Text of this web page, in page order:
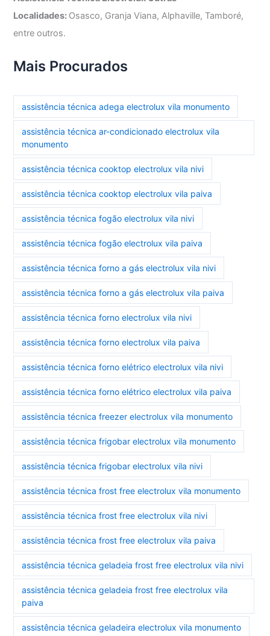
Localidades: Osasco, Granja Viana, Alphaville, Tamboré,
entre outros.
Mais Procurados
assistência técnica adega electrolux vila monumento
assistência técnica ar-condicionado electrolux vila
monumento
assistência técnica cooktop electrolux vila nivi
assistência técnica cooktop electrolux vila paiva
assistência técnica fogão electrolux vila nivi
assistência técnica fogão electrolux vila paiva
assistência técnica forno a gás electrolux vila nivi
assistência técnica forno a gás electrolux vila paiva
assistência técnica forno electrolux vila nivi
assistência técnica forno electrolux vila paiva
assistência técnica forno elétrico electrolux vila nivi
assistência técnica forno elétrico electrolux vila paiva
assistência técnica freezer electrolux vila monumento
assistência técnica frigobar electrolux vila monumento
assistência técnica frigobar electrolux vila nivi
assistência técnica frost free electrolux vila monumento
assistência técnica frost free electrolux vila nivi
assistência técnica frost free electrolux vila paiva
assistência técnica geladeia frost free electrolux vila nivi
assistência técnica geladeia frost free electrolux vila
paiva
assistência técnica geladeira electrolux vila monumento